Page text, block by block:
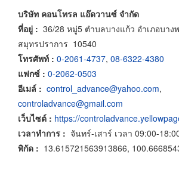
บริษัท คอนโทรล แอ๊ดวานซ์ จำกัด
ที่อยู่ : 36/28 หมู่5 ตำบลบางแก้ว อำเภอบา
สมุทรปราการ 10540
โทรศัพท์ : 0-2061-4737, 08-6322-4380
แฟกซ์ : 0-2062-0503
อีเมล์ : control_advance@yahoo.com,
controladvance@gmail.com
เว็บไซต์ : https://
เวลาทำการ : จันทร์-เสาร์ เวลา 09:00-
พิกัด : 13.615721563913866,